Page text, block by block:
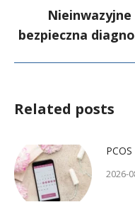
bezpieczna
Related posts
2026-